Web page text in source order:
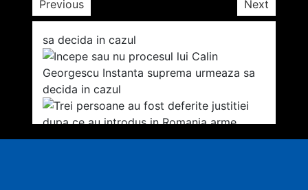
Previous Next